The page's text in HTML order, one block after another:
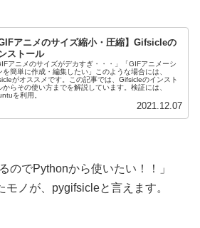
GIFアニメのサイズ縮小・圧縮】Gifsicleの
ストール
アニメのサイズがデカすぎ・・・」「GIFアニメーシ
を簡単に作成・編集したい」このような場合には、
がオススメです。この記事では、Gifsicleのインスト
からその使い方までを解説しています。検証には、
を利用。
2021.12.07
のでPythonから使いたい！！」
モノが、pygifsicleと言えます。